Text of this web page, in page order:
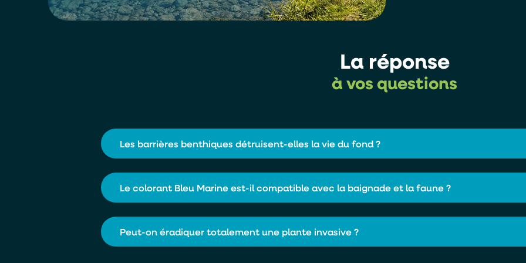
La réponse
à vos questions
Les barrières benthiques détruisent-elles la vie du fond ?
Non. Contrairement aux bâches plastiques étanches, les barrières AQUASCREEN sont
Le colorant Bleu Marine est-il compatible avec la baignade et la faune ?
Oui. Il s’agit d’un colorant de qualité alimentaire, biodégradable et non toxique. Il
Peut-on éradiquer totalement une plante invasive ?